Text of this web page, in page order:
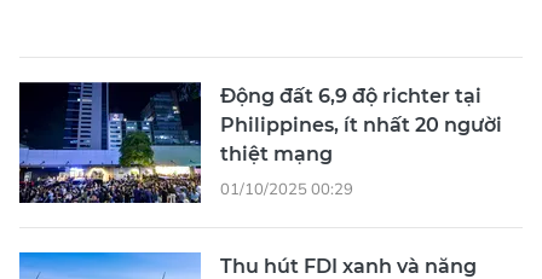
Động đất 6,9 độ richter tại
Philippines, ít nhất 20 người
thiệt mạng
01/10/2025 00:29
Thu hút FDI xanh và năng